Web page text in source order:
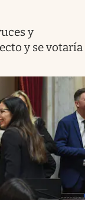
y
y se votaría